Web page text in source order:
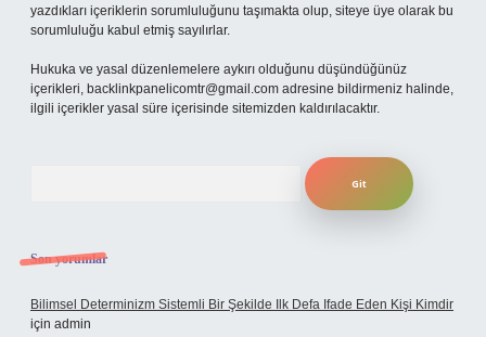
yazdıkları içeriklerin sorumluluğunu taşımakta olup, siteye üye olarak bu
sorumluluğu kabul etmiş sayılırlar.
Hukuka ve yasal düzenlemelere aykırı olduğunu düşündüğünüz
içerikleri, backlinkpanelicomtr@gmail.com adresine bildirmeniz halinde,
ilgili içerikler yasal süre içerisinde sitemizden kaldırılacaktır.
Son yorumlar
Bilimsel Determinizm Sistemli Bir Şekilde Ilk Defa Ifade Eden Kişi Kimdir
için admin